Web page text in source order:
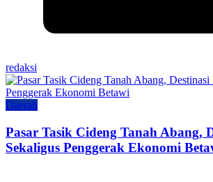
redaksi
Daerah
Pasar Tasik Cideng Tanah Abang,
Sekaligus Penggerak Ekonomi